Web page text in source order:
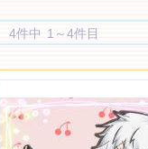
4件中 1～4件目